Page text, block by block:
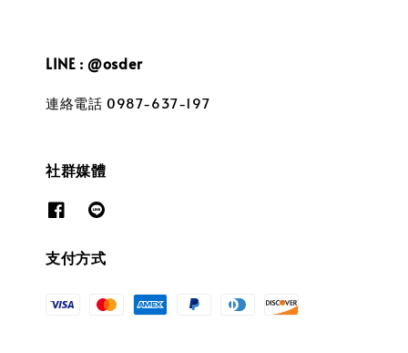
LINE : @osder
連絡電話 0987-637-197
社群媒體
支付方式